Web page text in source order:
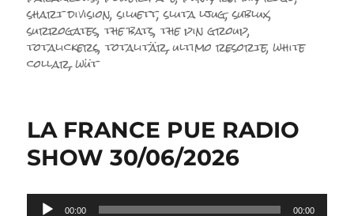
shart division,siluett,sluta ljug,sublux,
surrogates,the bats,the pin group,
totalickers,totalitär,ultimo resorte,white
collar,wüt
LA FRANCE PUE RADIO
SHOW 30/06/2026
Lecteur00:00 00:00